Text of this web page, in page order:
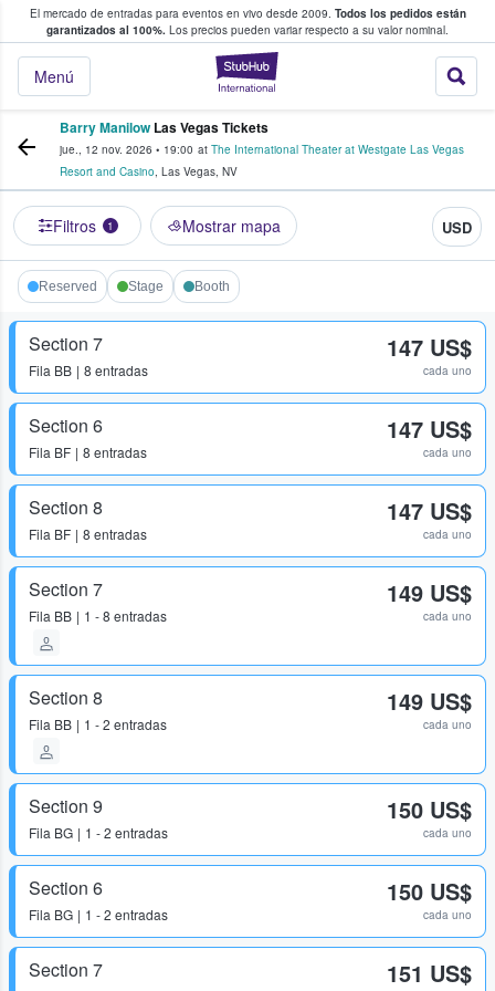
El mercado de entradas para eventos en vivo desde 2009. Todos los pedidos están
garantizados al 100%. Los precios pueden variar respecto a su valor nominal.
StubHub:
Menú
y venta de entradas entre fans
Barry Manilow Las Vegas Tickets
jue., 12 nov. 2026 • 19:00 at The International Theater at Westgate Las Vegas
Resort and Casino, Las Vegas, NV
Filtros 1 Mostrar mapa USD
Reserved Stage Booth
Section 7
Fila BB 8 entradas
147 US$
cada uno
Section 6
Fila BF 8 entradas
147 US$
cada uno
Section 8
Fila BF 8 entradas
147 US$
cada uno
Section 7
Fila BB 1 - 8 entradas
149 US$
cada uno
Section 8
Fila BB 1 - 2 entradas
149 US$
cada uno
Section 9
Fila BG 1 - 2 entradas
150 US$
cada uno
Section 6
Fila BG 1 - 2 entradas
150 US$
cada uno
Section 7 151 US$